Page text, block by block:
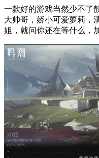
一款好的游戏当然少不了
大帅哥，娇小可爱萝莉，
姐，就问你还在等什么，